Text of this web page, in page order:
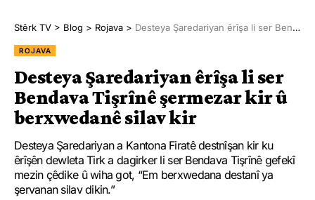
Stêrk TV > Blog > Rojava > Desteya Şaredariyan êrîşa li ser Bendava Tişrînê şermezar kir û berxwedanê silav kir
ROJAVA
Desteya Şaredariyan êrîşa li ser
Bendava Tişrînê şermezar kir û
berxwedanê silav kir
Desteya Şaredariyan a Kantona Firatê destnîşan kir ku
êrîşên dewleta Tirk a dagirker li ser Bendava Tişrînê gefekî
mezin çêdike û wiha got, “Em berxwedana destanî ya
şervanan silav dikin.”